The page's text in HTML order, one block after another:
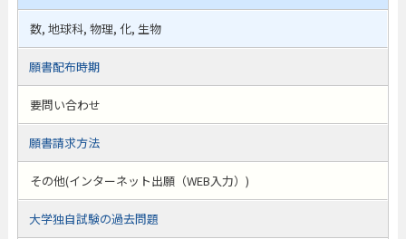
数, 地球科, 物理, 化, 生物
願書配布時期
要問い合わせ
願書請求方法
その他(インターネット出願（WEB入力）)
大学独自試験の過去問題